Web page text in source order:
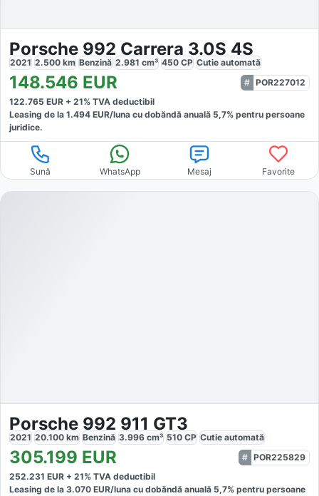
Porsche 992 Carrera 3.0S 4S
2021 2.500 km Benzină 2.981 cm³ 450 CP Cutie automată
148.546 EUR
POR227012
122.765 EUR + 21% TVA deductibil
Leasing de la 1.494 EUR/luna cu dobăndă anuală 5,7% pentru persoane
juridice.
Sună WhatsApp Mesaj Favorite
Porsche 992 911 GT3
2021 20.100 km Benzină 3.996 cm³ 510 CP Cutie automată
305.199 EUR
POR225829
252.231 EUR + 21% TVA deductibil
Leasing de la 3.070 EUR/luna cu dobăndă anuală 5,7% pentru persoane